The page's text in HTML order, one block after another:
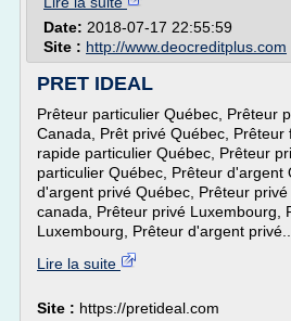
Date: 2018-07-17 22:55:59
Site : http://www.deocreditplus.com
PRET IDEAL
Prêteur particulier Québec, Prêteur
Canada, Prêt privé Québec, Prêteur
rapide particulier Québec, Prêteur
particulier Québec, Prêteur d'argent
d'argent privé Québec, Prêteur
canada, Prêteur privé Luxembourg,
Luxembourg, Prêteur d'argent privé...
Lire la suite
Site : https://pretideal.com